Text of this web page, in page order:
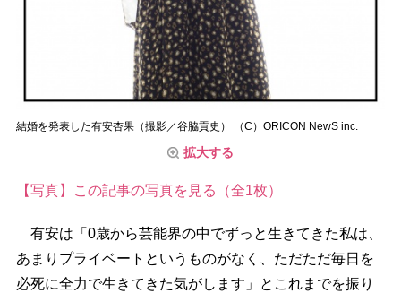
結婚を発表した有安杏果（撮影／谷脇貢史） （C）ORICON NewS inc.
拡大する
【写真】この記事の写真を見る（全1枚）
有安は「0歳から芸能界の中でずっと生きてきた私は、
あまりプライベートというものがなく、ただただ毎日を
必死に全力で生きてきた気がします」とこれまでを振り